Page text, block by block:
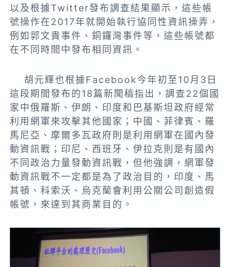
以及根據Twitter發布調查結果顯示，這些帳
號操作在2017年就開始執行協同性資訊操弄，
例如郭文貴事件、銅鑼灣事件等，這些帳號都
在不同時間中發布相同資訊。
胡元輝也根據Facebook今年初至10月3日
這段期間發布的18篇新聞稿指出，調查22個國
家中俄羅斯、伊朗、印度和巴基斯坦政府經常
利用網軍來攻擊其他國家；中國、菲律賓、羅
馬尼亞、摩爾多瓦政府則是利用網軍在國內發
動資訊戰；印尼、西班牙、伊拉克則是有國內
不同政治力量發動資訊戰，但他強調，網軍發
動資訊戰不一定都是為了政治目的，印度、馬
其頓、科索沃、烏克蘭會利用公關公司創造假
帳號，來達到其商業目的。